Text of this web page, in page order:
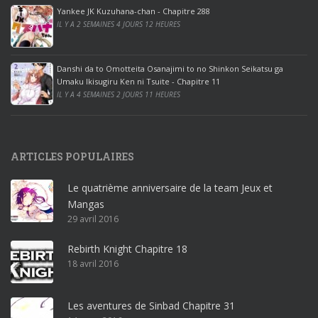
ff
i
c
e
2
0
1
r
o
ff
i
c
e
3
Yankee JK Kuzuhana-chan - Chapitre 288
IL Y A 2 SEMAINES 4 JOURS 12 HEURES
Danshi da to Omotteita Osanajimi to no Shinkon Seikatsu ga
Umaku Ikisugiru Ken ni Tsuite - Chapitre 11
IL Y A 4 SEMAINES 2 JOURS 11 HEURES
ARTICLES POPULAIRES
Le quatrième anniversaire de la team Jeux et
Mangas
29 avril 2016
Rebirth Knight Chapitre 18
18 avril 2016
Les aventures de Sinbad Chapitre 31